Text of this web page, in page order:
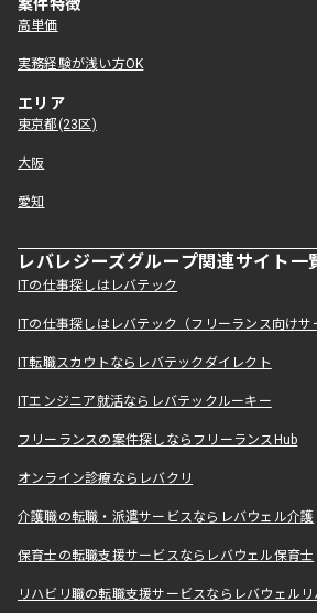
案件特徴
高単価
実務経験が浅い方OK
エリア
東京都(23区)
大阪
愛知
レバレジーズグループ関連サイト一
ITの仕事探しはレバテック
ITの仕事探しはレバテック（フリーランス向けサ
IT転職スカウトならレバテックダイレクト
ITエンジニア就活ならレバテックルーキー
フリーランスの案件探しならフリーランスHub
オンライン診療ならレバクリ
介護職の転職・派遣サービスならレバウェル介護
保育士の転職支援サービスならレバウェル保育士
リハビリ職の転職支援サービスならレバウェルリ